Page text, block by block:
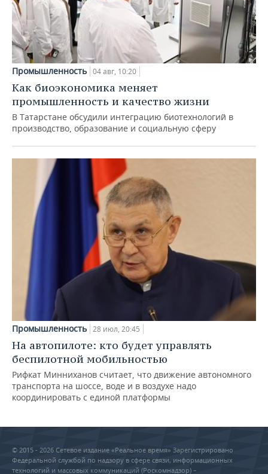
Промышленность 04 авг, 10:20
Как биоэкономика меняет
промышленность и качество жизни
В Татарстане обсудили интеграцию биотехнологий в
производство, образование и социальную сферу
Промышленность 28 июл, 20:45
На автопилоте: кто будет управлять
беспилотной мобильностью
Рифкат Минниханов считает, что движение автономного
транспорта на шоссе, воде и в воздухе надо
координировать с единой платформы
© 2015 - 2026 Сетевое издание «Реальное время» Зарегистрировано
Федеральной службой по надзору в сфере связи, информационных
технологий и массовых коммуникаций (Роскомнадзор) –